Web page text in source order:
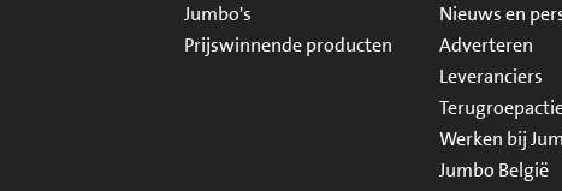
Jumbo's
Prijswinnende producten
Nieuws en
Adverteren
Leveranciers
Werken bij
Jumbo België